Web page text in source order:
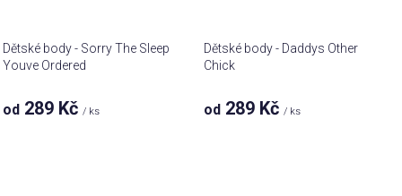
Dětské body - Sorry The Sleep
Youve Ordered
od 289 Kč/ ks
Dětské body - Daddys Other
Chick
od 289 Kč/ ks